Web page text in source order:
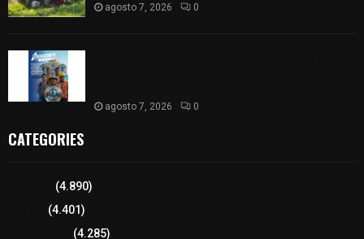
agosto 7, 2026 0
agosto 7, 2026 0
CATEGORIES
(4.890)
(4.401)
(4.285)